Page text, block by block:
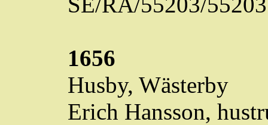
1656
Husby, Wästerby
Erich Hansson,